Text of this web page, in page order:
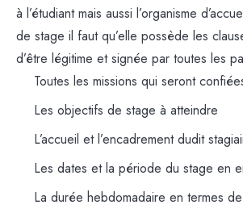
à l’étudiant mais aussi l’organisme
de stage il faut qu’elle possède les
d’être légitime et signée par toutes les
Toutes les missions qui seront
Les objectifs de stage à atteindre
L’accueil et l’encadrement dudit
Les dates et la période du stage en
La durée hebdomadaire en termes